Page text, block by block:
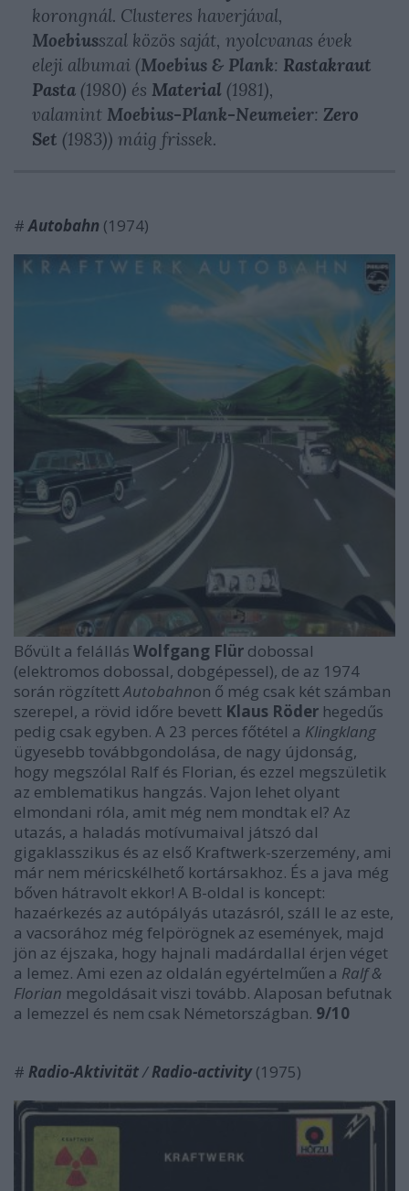
korongnál. Clusteres haverjával,
Moebiusszal közös saját, nyolcvanas évek
eleji albumai (Moebius & Plank: Rastakraut
Pasta (1980) és Material (1981),
valamint Moebius-Plank-Neumeier: Zero
Set (1983)) máig frissek.
#Autobahn (1974)
Bővült a felállás Wolfgang Flür dobossal
(elektromos dobossal, dobgépessel), de az 1974
során rögzítettAutobahnon ő még csak két számban
szerepel, a rövid időre bevett Klaus Röder hegedűs
pedig csak egyben. A 23 perces főtétel a Klingklang
ügyesebb továbbgondolása, de nagy újdonság,
hogy megszólal Ralf és Florian, és ezzel megszületik
az emblematikus hangzás. Vajon lehet olyant
elmondani róla, amit még nem mondtak el? Az
utazás, a haladás motívumaival játszó dal
gigaklasszikus és az első Kraftwerk-szerzemény, ami
már nem méricskélhető kortársakhoz. És a java még
bőven hátravolt ekkor! A B-oldal is koncept:
hazaérkezés az autópályás utazásról, száll le az este,
a vacsorához még felpörögnek az események, majd
jön az éjszaka, hogy hajnali madárdallal érjen véget
a lemez. Ami ezen az oldalán egyértelműen a Ralf &
Florian megoldásait viszi tovább. Alaposan befutnak
a lemezzel és nem csak Németországban. 9/10
# Radio-Aktivität/Radio-activity(1975)